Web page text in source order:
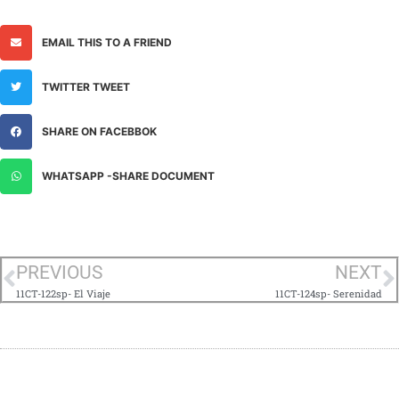
EMAIL THIS TO A FRIEND
TWITTER TWEET
SHARE ON FACEBBOK
WHATSAPP -SHARE DOCUMENT
PREVIOUS
11CT-122sp- El Viaje
NEXT
11CT-124sp- Serenidad